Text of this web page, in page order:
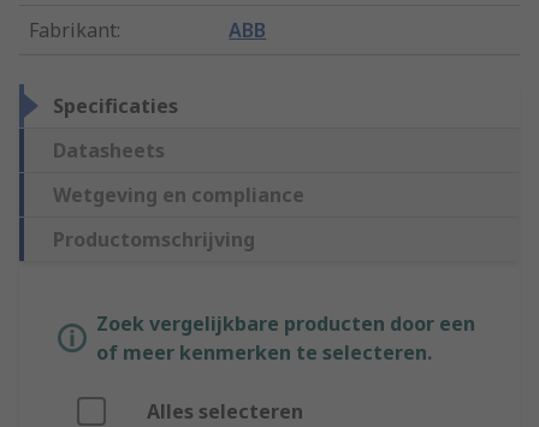
Fabrikant: ABB
Specificaties
Datasheets
Wetgeving en compliance
Productomschrijving
Zoek vergelijkbare producten door een
of meer kenmerken te selecteren.
Alles selecteren